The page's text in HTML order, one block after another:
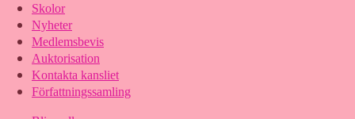
Skolor
Nyheter
Medlemsbevis
Auktorisation
Kontakta kansliet
Författningssamling